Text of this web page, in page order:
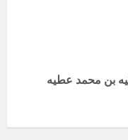
عطيه بن محمد عطيه